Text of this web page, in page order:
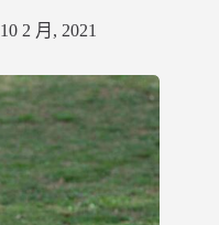
10 2 月, 2021